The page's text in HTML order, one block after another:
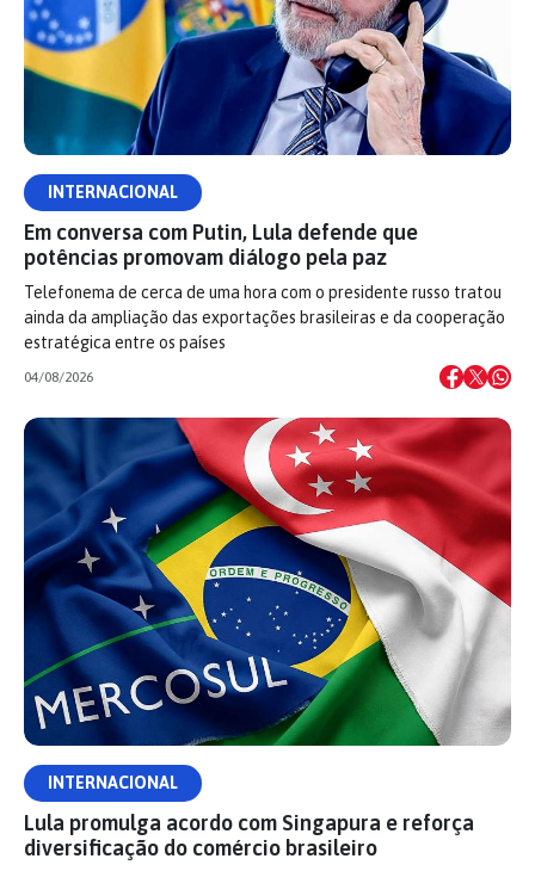
INTERNACIONAL
Em conversa com Putin, Lula defende que
potências promovam diálogo pela paz
Telefonema de cerca de uma hora com o presidente russo tratou
ainda da ampliação das exportações brasileiras e da cooperação
estratégica entre os países
04/08/2026
INTERNACIONAL
Lula promulga acordo com Singapura e reforça
diversificação do comércio brasileiro